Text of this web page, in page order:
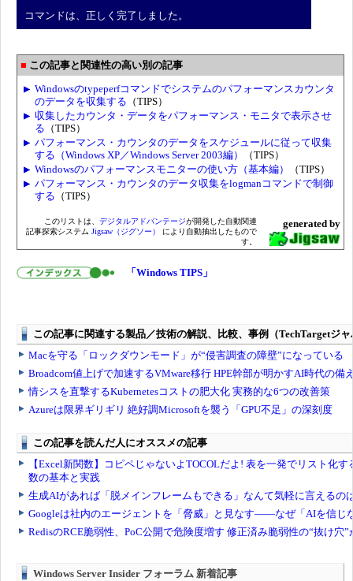
コマンドは、正しく完了しました。
この記事と関連性の高い別の記事
Windowsのtypeperfコマンドでシステムのパフォーマンスカウンタ
のデータを収集する （TIPS）
収集したカウンタ・データをパフォーマンス・モニタで表示させ
る （TIPS）
パフォーマンス・カウンタのデータをスケジュールに従って収集
する（Windows XP／Windows Server 2003編）
（TIPS）
Windowsのパフォーマンスモニターの使い方（基本編）
（TIPS）
パフォーマンス・カウンタのデータ収集をlogmanコマンドで制御
する （TIPS）
このリストは、 デジタルアドバンテージが開発した自動関連
記事探索システム Jigsaw（ジグソー）
により自動抽出したもので
す。
generated by
「Windows TIPS」
Windows Server Insider フォーラム 新着記事